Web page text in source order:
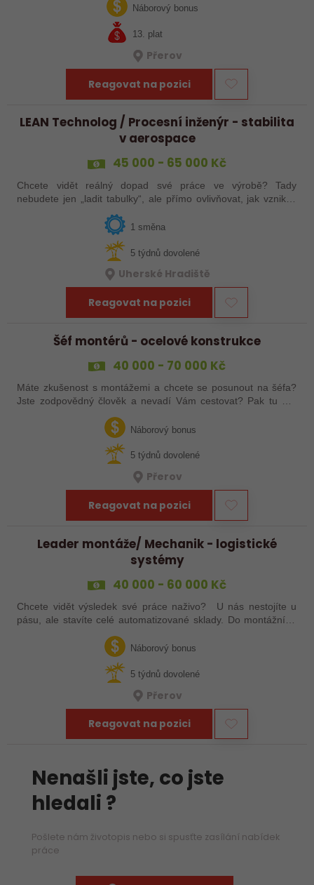
Náborový bonus
13. plat
Přerov
Reagovat na pozici
LEAN Technolog / Procesní inženýr - stabilita
v aerospace
45 000 - 65 000 Kč
Chcete vidět reálný dopad své práce ve výrobě? Tady
nebudete jen „ladit tabulky“, ale přímo ovlivňovat, jak vznikají
špičkové produkty pro letectví, obrněnou techniku nebo
dopravní systémy. Hledáme…
1 směna
5 týdnů dovolené
Uherské Hradiště
Reagovat na pozici
Šéf montérů - ocelové konstrukce
40 000 - 70 000 Kč
Máte zkušenost s montážemi a chcete se posunout na šéfa?
Jste zodpovědný člověk a nevadí Vám cestovat? Pak tu pro
Náborový bonus
5 týdnů dovolené
Přerov
Reagovat na pozici
Leader montáže/ Mechanik - logistické
systémy
40 000 - 60 000 Kč
Chcete vidět výsledek své práce naživo? U nás nestojíte u
pásu, ale stavíte celé automatizované sklady. Do montážního
Náborový bonus
5 týdnů dovolené
Přerov
Reagovat na pozici
Nenašli jste, co jste
hledali ?
Pošlete nám životopis nebo si spusťte zasílání nabídek
práce